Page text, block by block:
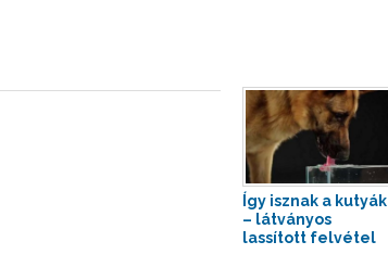
Így isznak a kutyák
– látványos
lassított felvétel